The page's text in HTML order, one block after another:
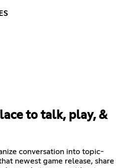
to talk, play, &
conversation into topic-
newest game release, share